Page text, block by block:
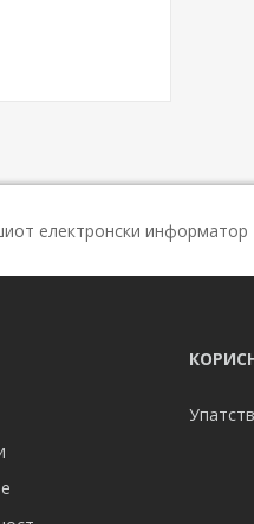
електронски информатор